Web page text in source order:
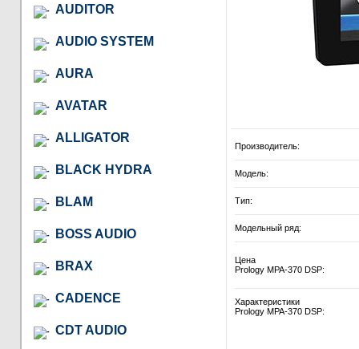
AUDITOR
AUDIO SYSTEM
AURA
AVATAR
ALLIGATOR
BLACK HYDRA
BLAM
BOSS AUDIO
BRAX
CADENCE
CDT AUDIO
Производитель:
Модель:
Тип:
Модельный ряд:
Цена
Prology MPA-370 DSP:
Характеристики
Prology MPA-370 DSP: